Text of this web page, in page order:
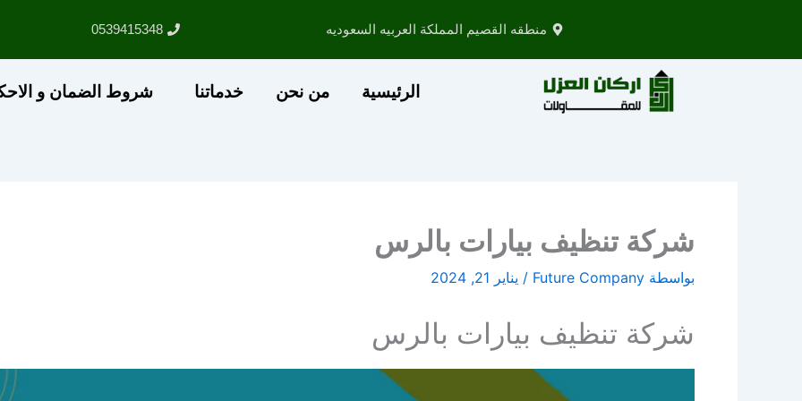
المحتوى
منطقه القصيم المملكة العربيه السعوديه 0539415348
الرئيسية من نحن خدماتنا شروط الضمان و
شركة تنظيف بيارات بالرس
بواسطة Future Company
/ يناير 21, 2024
شركة تنظيف بيارات بالرس